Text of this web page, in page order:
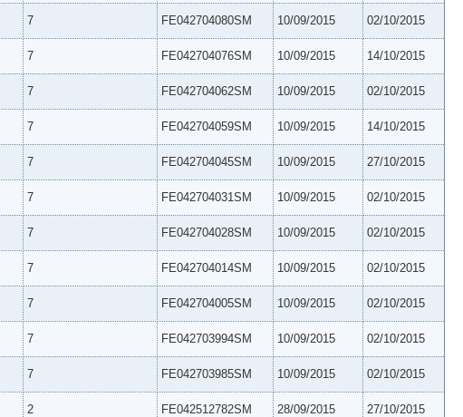
7 FE042704080SM 10/09/2015 02/10/2015
7 FE042704076SM 10/09/2015 14/10/2015
7 FE042704062SM 10/09/2015 02/10/2015
7 FE042704059SM 10/09/2015 14/10/2015
7 FE042704045SM 10/09/2015 27/10/2015
7 FE042704031SM 10/09/2015 02/10/2015
7 FE042704028SM 10/09/2015 02/10/2015
7 FE042704014SM 10/09/2015 02/10/2015
7 FE042704005SM 10/09/2015 02/10/2015
7 FE042703994SM 10/09/2015 02/10/2015
7 FE042703985SM 10/09/2015 02/10/2015
2 FE042512782SM 28/09/2015 27/10/2015